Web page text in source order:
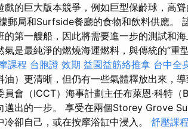
戲的巨大版本競爭，例如巨型保齡球，高
郵局和Surfside餐廳的食物和飲料供應。
的第一艘船，因此將需要進一步的測試和
氣是最純淨的燃燒海運燃料，與傳統的“重
課程 台胞證 效期 益園益筋絡推拿 台中全
油）更清晰，但仍有一些氣體釋放出來，
員會（ICCT）海事計劃主任布萊恩·科特（
邁出的一步。 享受在兩個Storey Grove
冷卻自己，或在按摩浴缸中浸入。 舒壓課程